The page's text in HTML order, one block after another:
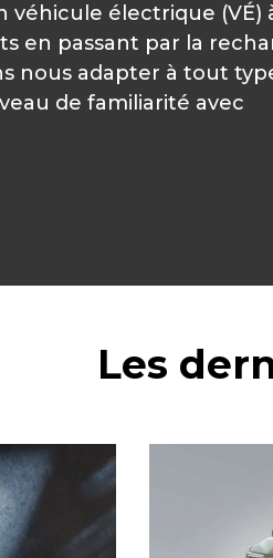
véhicule électrique (VÉ)
en passant par la
nous adapter à tout
de familiarité avec
Les